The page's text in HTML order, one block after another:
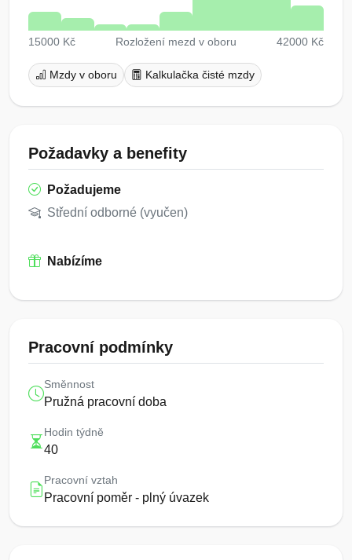
15000 Kč Rozložení mezd v oboru 42000 Kč
Mzdy v oboru Kalkulačka čisté mzdy
Požadavky a benefity
Požadujeme
Střední odborné (vyučen)
Nabízíme
Pracovní podmínky
Směnnost
Pružná pracovní doba
Hodin týdně
40
Pracovní vztah
Pracovní poměr - plný úvazek